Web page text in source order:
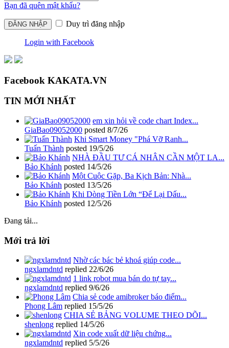
Bạn đã quên mật khẩu?
Duy trì đăng nhập
Login with Facebook
Facebook KAKATA.VN
TIN MỚI NHẤT
em xin hỏi về code chart Index...
GiaBao09052000 posted 8/7/26
Khi Smart Money "Phá Vỡ Ranh...
Tuấn Thành posted 19/5/26
NHÀ ĐẦU TƯ CÁ NHÂN CẦN MỘT LA...
Bảo Khánh posted 14/5/26
Một Cuộc Gặp, Ba Kịch Bản: Nhà...
Bảo Khánh posted 13/5/26
Khi Dòng Tiền Lớn “Để Lại Dấu...
Bảo Khánh posted 12/5/26
Đang tải...
Mới trả lời
Nhờ các bác bẻ khoá giúp code...
ngxlamdntd replied 22/6/26
1 link robot mua bán do tự tay...
ngxlamdntd replied 9/6/26
Chia sẻ code amibroker báo điểm...
Phong Lâm replied 15/5/26
CHIA SẺ BẢNG VOLUME THEO DÕI...
shenlong replied 14/5/26
Xin code xuất dữ liệu chứng...
ngxlamdntd replied 5/5/26